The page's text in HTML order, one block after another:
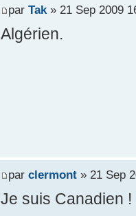
par Tak» 21 Sep 2009
Algérien.
par clermont» 21 Sep
Je suis Canadien !